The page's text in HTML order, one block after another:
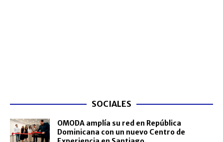
SOCIALES
OMODA amplía su red en República
Dominicana con un nuevo Centro de